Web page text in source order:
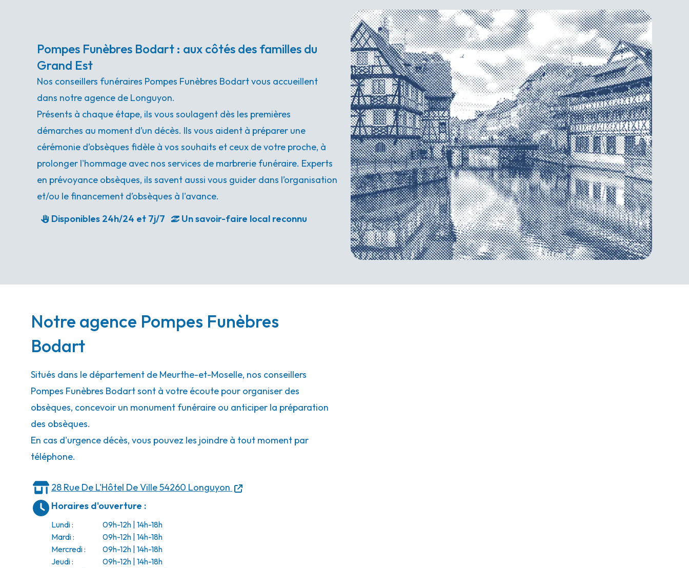
Pompes Funèbres Bodart : aux côtés des familles du
Grand Est
Nos conseillers funéraires Pompes Funèbres Bodart vous accueillent
dans notre agence de Longuyon.
Présents à chaque étape, ils vous soulagent dès les premières
démarches au moment d’un décès. Ils vous aident à préparer une
cérémonie d’obsèques fidèle à vos souhaits et ceux de votre proche, à
prolonger l'hommage avec nos services de marbrerie funéraire. Experts
en prévoyance obsèques, ils savent aussi vous guider dans l’organisation
et/ou le financement d’obsèques à l'avance.
Disponibles 24h/24 et 7j/7
Un savoir-faire local reconnu
Notre agence Pompes Funèbres
Bodart
Situés dans le département de Meurthe-et-Moselle, nos conseillers
Pompes Funèbres Bodart sont à votre écoute pour organiser des
obsèques, concevoir un monument funéraire ou anticiper la préparation
des obsèques.
En cas d'urgence décès, vous pouvez les joindre à tout moment par
téléphone.
28 Rue De L'Hôtel De Ville54260 Longuyon
Horaires d'ouverture :
Lundi:
09h-12h | 14h-18h
Mardi:
09h-12h | 14h-18h
Mercredi:
09h-12h | 14h-18h
Jeudi:
09h-12h | 14h-18h